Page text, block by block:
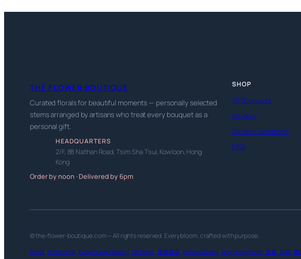
THE FLOWER BOUTIQUE
Curated florals for beautiful moments — personally selected
stems arranged by artisans who treat every bouquet as a
personal gift.
HEADQUARTERS
2/F, 88 Nathan Road, Tsim Sha Tsui, Kowloon, Hong
Kong
Order by noon · Delivered by 6pm
SHOP
All Bouquets
Delivery
Delivery Locations
FAQ
© the-flower-boutique.com — All rights reserved. Every bloom, crafted with purpose.
Florist ·Florist Shop·Dubai Flower Delivery·UK Florist ·香港花店·Flower Delivery·Hong Kong Florist·送花 ·訂花·網